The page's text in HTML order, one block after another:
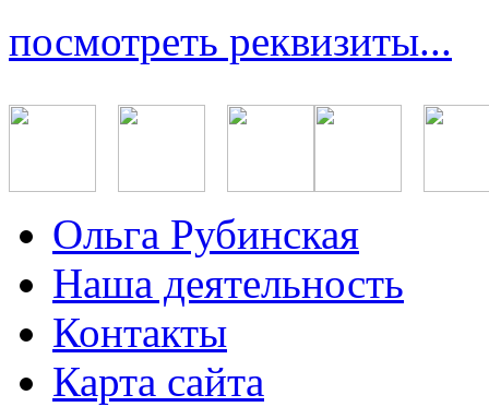
посмотреть реквизиты...
Ольга Рубинская
Наша деятельность
Контакты
Карта сайта